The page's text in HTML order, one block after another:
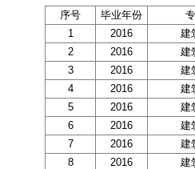
序号 毕业年份
1
2016
建
2
2016
建
3
2016
建
4
2016
建
5
2016
建
6
2016
建
7
2016
建
8
2016
建